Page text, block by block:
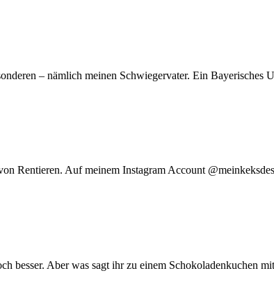
– nämlich meinen Schwiegervater. Ein
Rentieren. Auf meinem Instagram Account
besser. Aber was sagt ihr zu einem Schokoladenkuchen